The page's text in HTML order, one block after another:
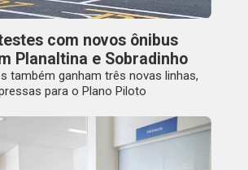
com novos ônibus
Planaltina e Sobradinho
também ganham três novas linhas,
para o Plano Piloto